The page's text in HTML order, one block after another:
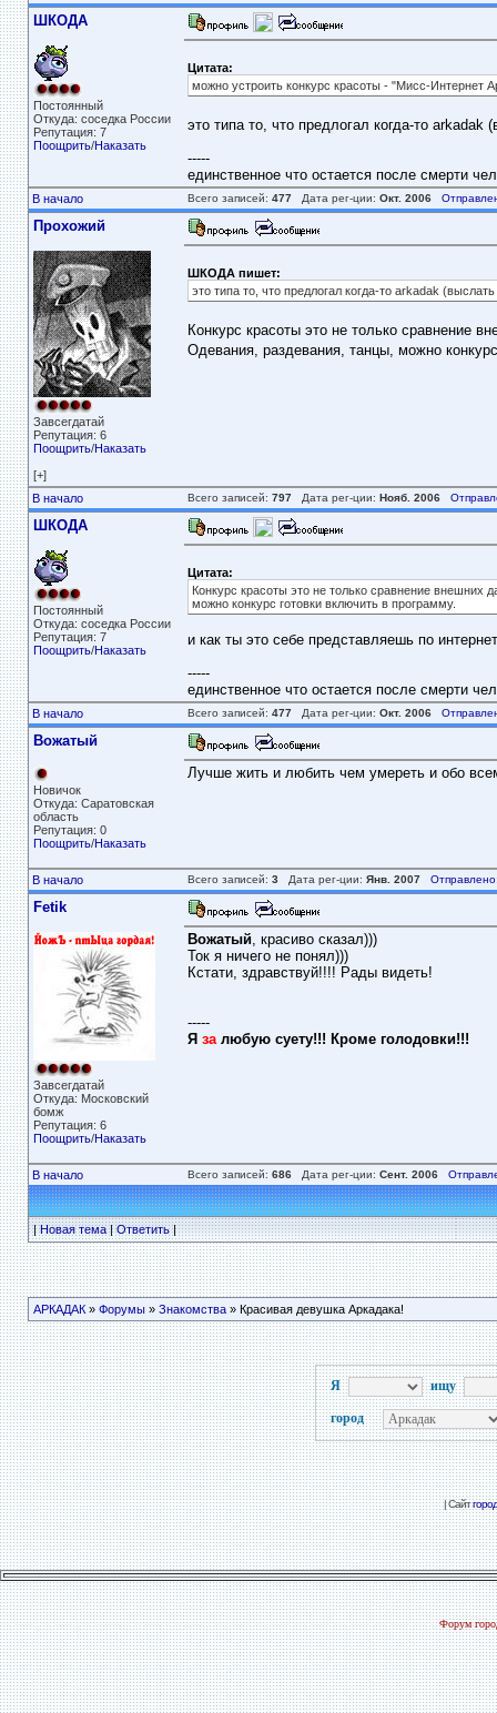
ШКОДА
Постоянный
Откуда: соседка России
Репутация: 7
Поощрить/Наказать
Цитата:
можно устроить конкурс красоты - "Мисс-Интернет
это типа то, что предлогал когда-то
-----
единственное что остается после смерти
В начало Всего записей: 477Дата рег-ции: Окт. 2006
Прохожий
Завсегдатай
Репутация: 6
Поощрить/Наказать
[+]
ШКОДА пишет:
это типа то, что предлогал когда-то arkadak
Конкурс красоты это не только сравнение
Одевания, раздевания, танцы, можно
В начало Всего записей: 797Дата рег-ции: Нояб. 2006
ШКОДА
Постоянный
Откуда: соседка России
Репутация: 7
Поощрить/Наказать
Цитата:
Конкурс красоты это не только сравнение
можно конкурс готовки включить в программу.
и как ты это себе представляешь по
-----
единственное что остается после смерти
В начало Всего записей: 477Дата рег-ции: Окт. 2006
Вожатый
Новичок
Откуда: Саратовская
область
Репутация: 0
Поощрить/Наказать
Лучше жить и любить чем умереть и обо
В начало Всего записей: 3Дата рег-ции: Янв. 2007
Fetik
Завсегдатай
Откуда: Московский
бомж
Репутация: 6
Поощрить/Наказать
Вожатый, красиво сказал)))
Ток я ничего не понял)))
Кстати, здравствуй!!!! Рады видеть!
-----
Я залюбую суету!!! Кроме голодовки!!!
В начало Всего записей: 686Дата рег-ции: Сент. 2006
|Новая тема|Ответить|
АРКАДАК» Форумы» Знакомства» Красивая девушка Аркадака!
Я ищу
город
| Сайт
Форум